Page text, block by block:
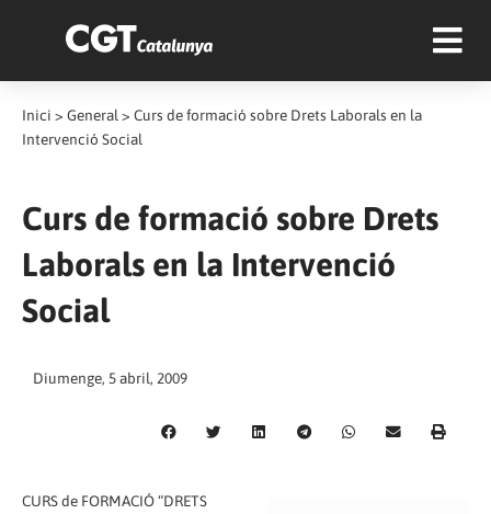
Inici > General > Curs de formació sobre Drets Laborals en la
Intervenció Social
Curs de formació sobre Drets
Laborals en la Intervenció
Social
Diumenge, 5 abril, 2009
CURS de FORMACIÓ “DRETS